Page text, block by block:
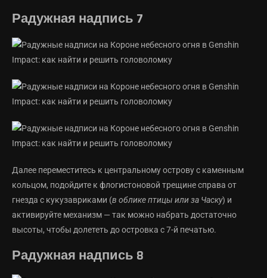
Радужная надпись 7
Далее переместитесь к центральному острову с каменным
кольцом, подойдите к флогистоновой трещине справа от
гнезда с кукузавриками (в облике птицы или за Часку) и
активируйте механизм — так можно набрать достаточно
высоты, чтобы долететь до островка с 7-й печатью.
Радужная надпись 8